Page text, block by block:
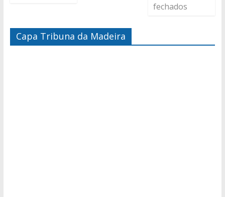
fechados
Capa Tribuna da Madeira